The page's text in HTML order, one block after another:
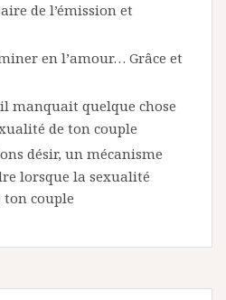
de l’émission et
en l’amour… Grâce et
manquait quelque chose
de ton couple
désir, un mécanisme
lorsque la sexualité
ton couple